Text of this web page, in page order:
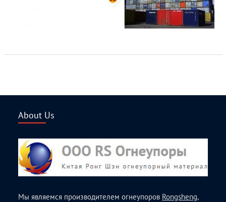
About Us
Мы являемся производителем огнеупоров Rongsheng,